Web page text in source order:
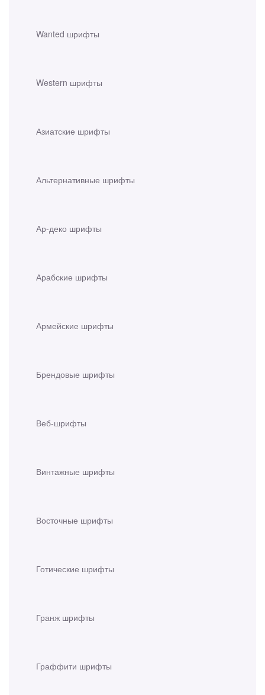
Wanted шрифты
Western шрифты
Азиатские шрифты
Альтернативные шрифты
Ар-деко шрифты
Арабские шрифты
Армейские шрифты
Брендовые шрифты
Веб-шрифты
Винтажные шрифты
Восточные шрифты
Готические шрифты
Гранж шрифты
Граффити шрифты